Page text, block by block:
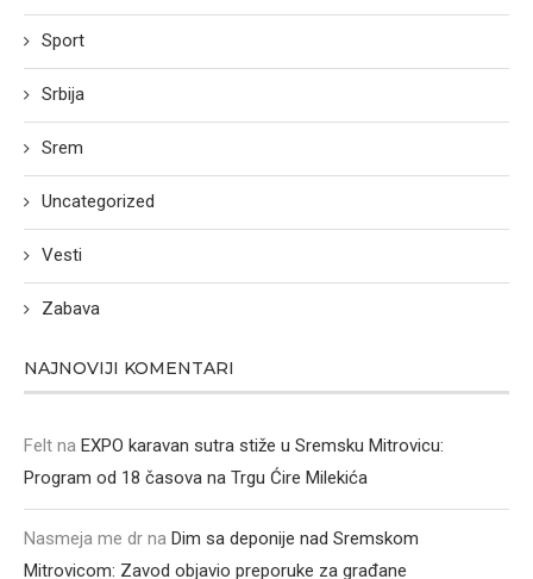
Sport
Srbija
Srem
Uncategorized
Vesti
Zabava
NAJNOVIJI KOMENTARI
Felt na EXPO karavan sutra stiže u Sremsku Mitrovicu:
Program od 18 časova na Trgu Ćire Milekića
Nasmeja me dr na Dim sa deponije nad Sremskom
Mitrovicom: Zavod objavio preporuke za građane